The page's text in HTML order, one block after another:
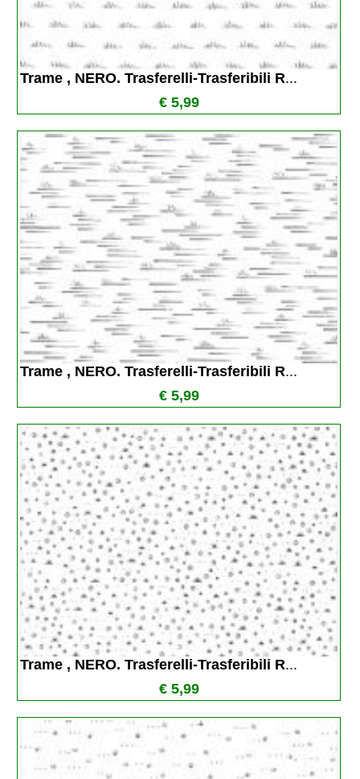
Trame , NERO. Trasferelli-Trasferibili R...
€ 5,99
Trame , NERO. Trasferelli-Trasferibili R...
€ 5,99
Trame , NERO. Trasferelli-Trasferibili R...
€ 5,99